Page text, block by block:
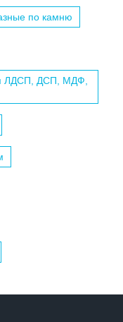
по камню
ЛДСП, ДСП, МДФ,